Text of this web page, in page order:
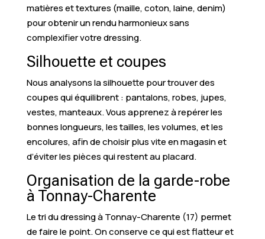
matières et textures (maille, coton, laine, denim)
pour obtenir un rendu harmonieux sans
complexifier votre dressing.
Silhouette et coupes
Nous analysons la silhouette pour trouver des
coupes qui équilibrent : pantalons, robes, jupes,
vestes, manteaux. Vous apprenez à repérer les
bonnes longueurs, les tailles, les volumes, et les
encolures, afin de choisir plus vite en magasin et
d’éviter les pièces qui restent au placard.
Organisation de la garde-robe
à Tonnay-Charente
Le tri du dressing à Tonnay-Charente (17) permet
de faire le point. On conserve ce qui est flatteur et